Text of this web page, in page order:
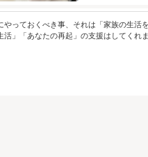
やっておくべき事、それは「家族の生活
活」「あなたの再起」の支援はしてくれま